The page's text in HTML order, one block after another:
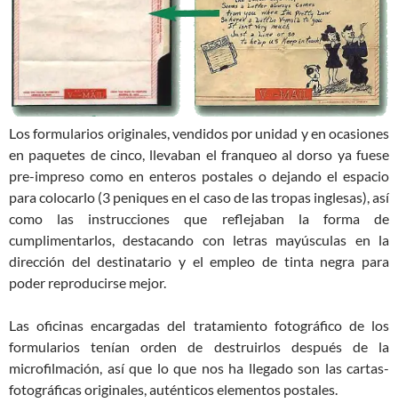
Los formularios originales, vendidos por unidad y en ocasiones
en paquetes de cinco, llevaban el franqueo al dorso ya fuese
pre-impreso como en enteros postales o dejando el espacio
para colocarlo (3 peniques en el caso de las tropas inglesas), así
como las instrucciones que reflejaban la forma de
cumplimentarlos, destacando con letras mayúsculas en la
dirección del destinatario y el empleo de tinta negra para
poder reproducirse mejor.
Las oficinas encargadas del tratamiento fotográfico de los
formularios tenían orden de destruirlos después de la
microfilmación, así que lo que nos ha llegado son las cartas-
fotográficas originales, auténticos elementos postales.